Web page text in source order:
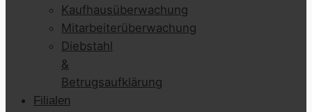
Kaufhausüberwachung
Mitarbeiterüberwachung
Diebstahl
&
Betrugsaufklärung
Filialen